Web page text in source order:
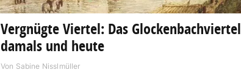
Vergnügte Viertel: Das Glockenbachviertel
damals und heute
Von Sabine Nisslmüller